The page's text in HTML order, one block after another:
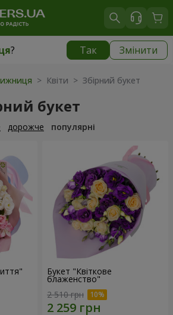
? Так Змінити
|
> Квіти > Збірний букет
букет
дорожче популярні
Букет "Квіткове
блаженство"
2 510 грн